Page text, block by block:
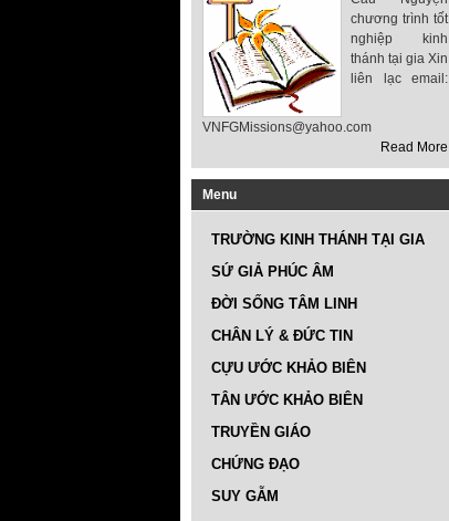
chương trình tốt
nghiệp kinh
thánh tại gia Xin
liên lạc email:
VNFGMissions@yahoo.com
Read More
Menu
TRƯỜNG KINH THÁNH TẠI GIA
SỨ GIẢ PHÚC ÂM
ĐỜI SỐNG TÂM LINH
CHÂN LÝ & ĐỨC TIN
CỰU ƯỚC KHẢO BIÊN
TÂN ƯỚC KHẢO BIÊN
TRUYỀN GIÁO
CHỨNG ĐẠO
SUY GẪM